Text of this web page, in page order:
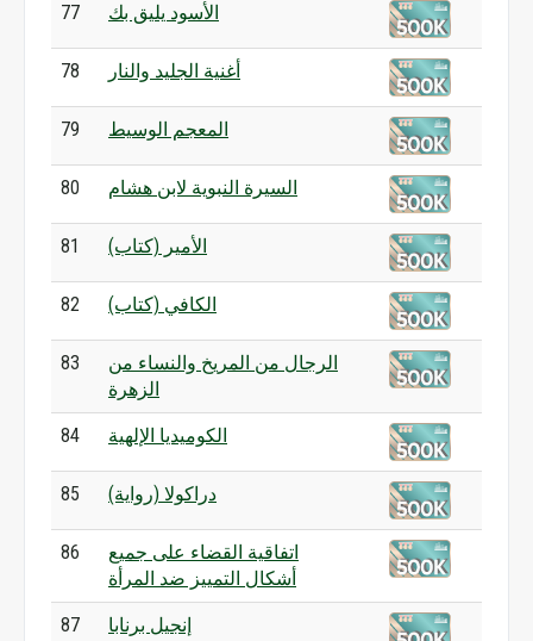
77 الأسود يليق بك
78 أغنية الجليد والنار
79 المعجم الوسيط
80 السيرة النبوية لابن هشام
81 الأمير (كتاب)
82 الكافي (كتاب)
83
الرجال من المريخ والنساء من
الزهرة
84 الكوميديا الإلهية
85 دراكولا (رواية)
86
اتفاقية القضاء على جميع
أشكال التمييز ضد المرأة
87 إنجيل برنابا